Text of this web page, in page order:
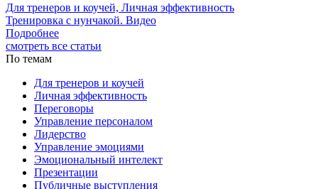
Для тренеров и коучей, Личная эффективность
Тренировка с нунчакой. Видео
Подробнее
смотреть все статьи
По темам
Для тренеров и коучей
Личная эффективность
Переговоры
Управление персоналом
Лидерство
Управление эмоциями
Эмоциональный интелект
Презентации
Публичные выступления